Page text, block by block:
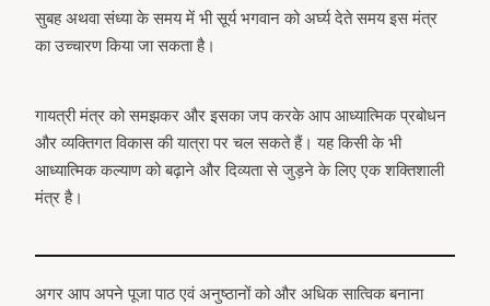
सुबह अथवा संध्या के समय में भी सूर्य भगवान को अर्घ्य देते समय इस मंत्र
का उच्चारण किया जा सकता है।
गायत्री मंत्र को समझकर और इसका जप करके आप आध्यात्मिक प्रबोधन
और व्यक्तिगत विकास की यात्रा पर चल सकते हैं। यह किसी के भी
आध्यात्मिक कल्याण को बढ़ाने और दिव्यता से जुड़ने के लिए एक शक्तिशाली
मंत्र है।
अगर आप अपने पूजा पाठ एवं अनुष्ठानों को और अधिक सात्विक बनाना